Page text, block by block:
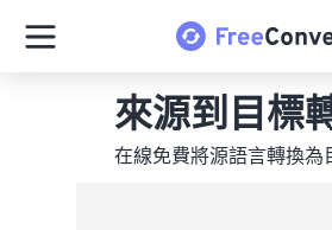
來源到目標
在線免費將源語言轉換為